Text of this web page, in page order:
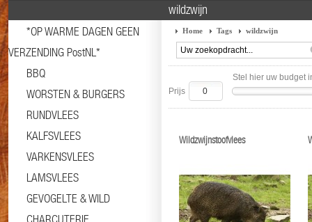
*OP WARME DAGEN GEEN
VERZENDING PostNL*
BBQ
WORSTEN & BURGERS
RUNDVLEES
KALFSVLEES
VARKENSVLEES
LAMSVLEES
GEVOGELTE & WILD
CHARCUTERIE
wildzwijn
Home Tags wildzwijn
Stel hier uw budget
Prijs
Wildzwijnstoofvlees